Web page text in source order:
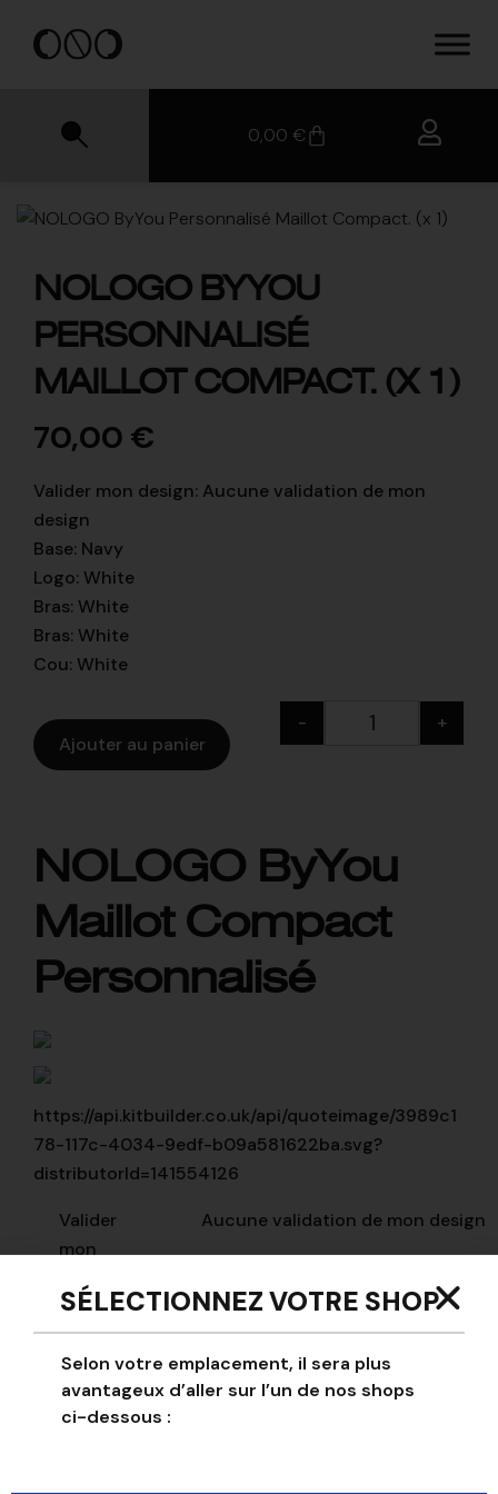
0,00 €
NOLOGO BYYOU
PERSONNALISÉ
MAILLOT COMPACT. (X 1)
70,00 €
Valider mon design: Aucune validation de mon
design
Base: Navy
Logo: White
Bras: White
Bras: White
Cou: White
-
+
Ajouter au panier
NOLOGO ByYou
Maillot Compact
Personnalisé
https://api.kitbuilder.co.uk/api/quoteimage/3989c1
78-117c-4034-9edf-b09a581622ba.svg?
distributorId=141554126
Valider
mon
Aucune validation de mon design
editeur
SÉLECTIONNEZ VOTRE SHOP
Selon votre emplacement, il sera plus
avantageux d’aller sur l’un de nos shops
ci-dessous :